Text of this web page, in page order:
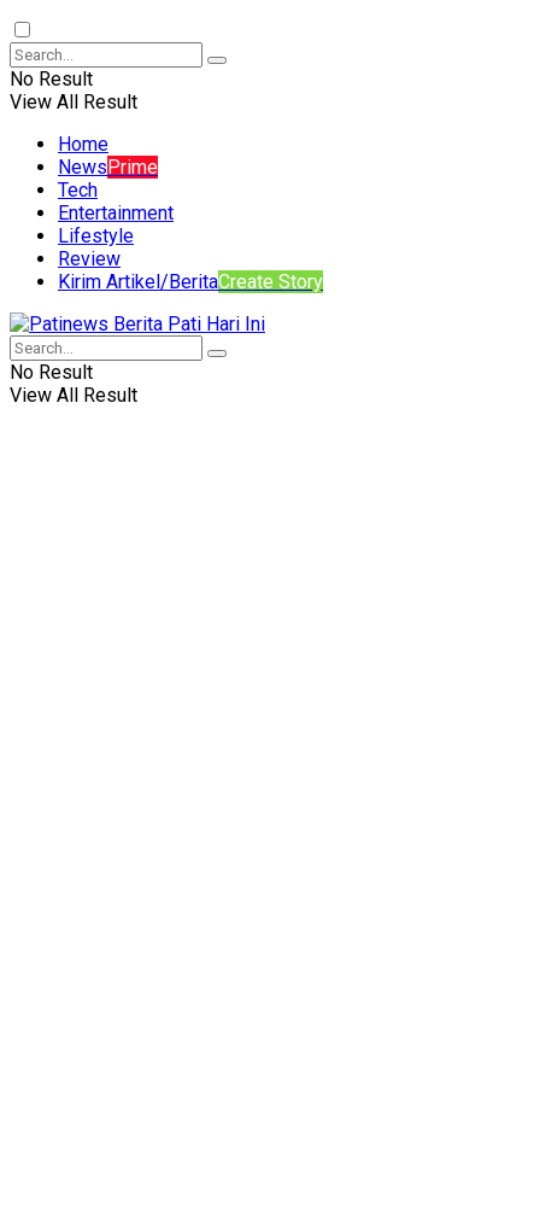
No Result
View All Result
Home
NewsPrime
Tech
Entertainment
Lifestyle
Review
Kirim Artikel/BeritaCreate Story
No Result
View All Result